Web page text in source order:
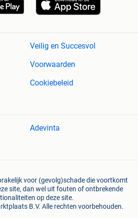
Veilig en Succesvol
Voorwaarden
Cookiebeleid
Adevinta
voor (gevolg)schade die voortkomt
site, dan wel uit fouten of ontbrekende
op deze site.
B.V. Alle rechten voorbehouden.